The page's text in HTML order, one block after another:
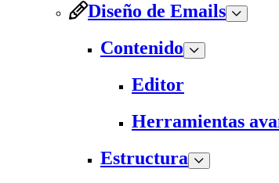
Diseño de Emails
Contenido
Editor
Herramientas
Estructura